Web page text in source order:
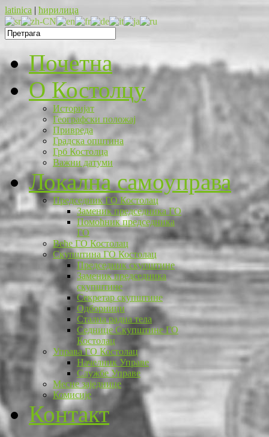
latinica | ћирилица
Почетна
O Костолцу
Историјат
Географски положај
Привреда
Градска општина
Грб Костолца
Важни датуми
Локална самоуправа
Председник ГО Костолац
Заменик председника ГО
Помоћник председника
ГО
Веће ГО Костолац
Скупштина ГО Костолац
Председник скупштине
Заменик председника
скупштине
Секретар скупштине
Одборници
Стална радна тела
Седнице Скупштине ГО
Костолац
Управа ГО Костолац
Начелник Управе
Службе Управе
Месне заједнице
Комисије
Контакт